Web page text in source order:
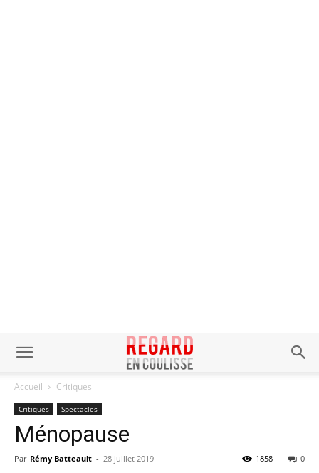
Accueil Critiques
Critiques Spectacles
Ménopause
Par Rémy Batteault - 28 juillet 2019 0
1858